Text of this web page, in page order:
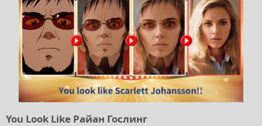
You Look Like Райан Гослинг